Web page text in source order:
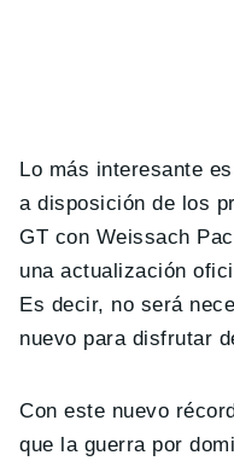
Lo más interesante
a disposición de los
GT con Weissach
una actualización
Es decir, no será
nuevo para disfrutar
Con este nuevo
que la guerra por